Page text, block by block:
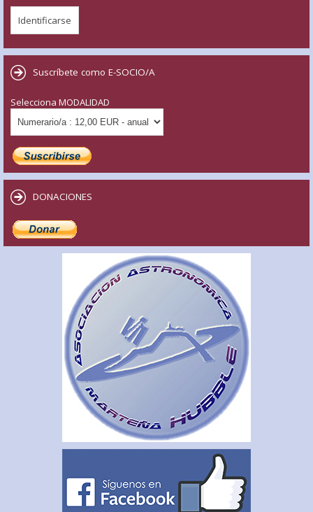
Suscríbete como E-SOCIO/A
Selecciona MODALIDAD
DONACIONES